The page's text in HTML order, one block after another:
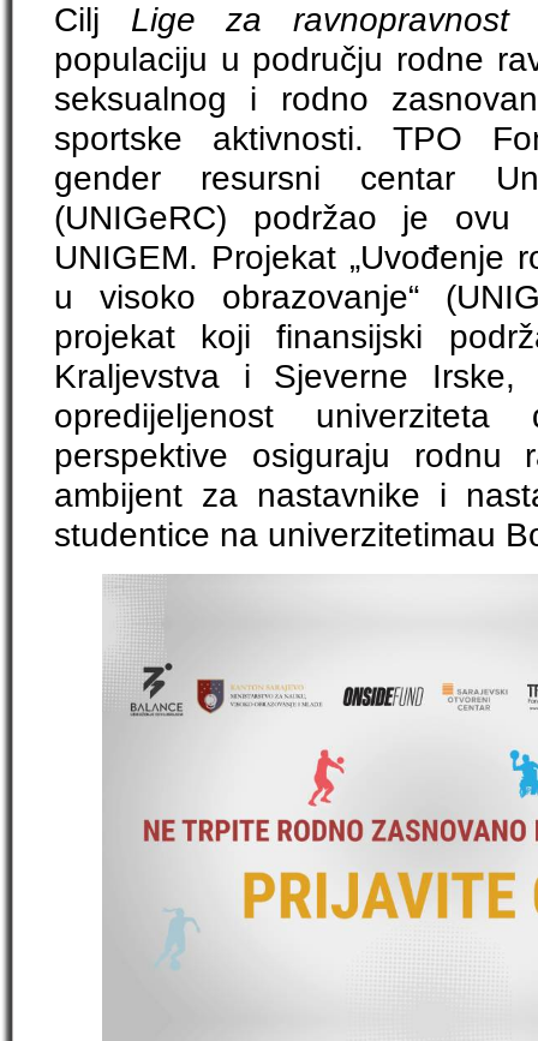
Cilj Lige za ravnopravnost
populaciju u području rodne
seksualnog i rodno
sportske aktivnosti. TPO
gender resursni centar
(UNIGeRC) podržao je ovu
UNIGEM. Projekat „Uvođenje
u visoko obrazovanje“
projekat koji finansijski
Kraljevstva i Sjeverne Irske,
opredijeljenost
perspektive osiguraju rodnu
ambijent za nastavnike i
studentice na univerzitetimau